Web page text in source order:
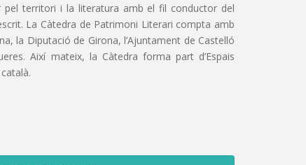
pel territori i la literatura amb el fil conductor del
La Càtedra de Patrimoni Literari compta amb
la Diputació de Girona, l’Ajuntament de Castelló
Així mateix, la Càtedra forma part d’Espais